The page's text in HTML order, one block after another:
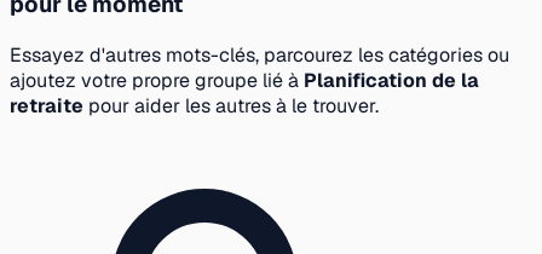
Essayez d'autres mots-clés, parcourez les catégories ou
ajoutez votre propre groupe lié à Planification de la
retraite pour aider les autres à le trouver.